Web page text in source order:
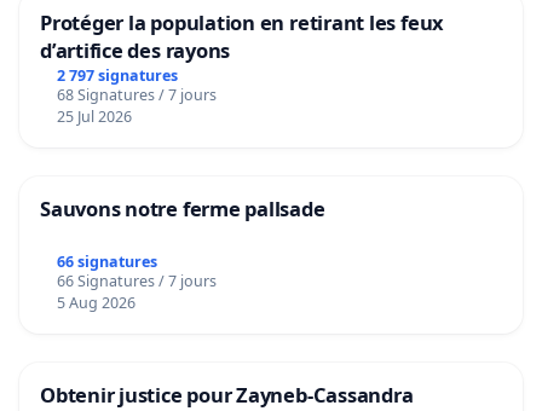
Protéger la population en retirant les feux
d’artifice des rayons
2 797 signatures
68 Signatures / 7 jours
25 Jul 2026
Sauvons notre ferme pallsade
66 signatures
66 Signatures / 7 jours
5 Aug 2026
Obtenir justice pour Zayneb-Cassandra